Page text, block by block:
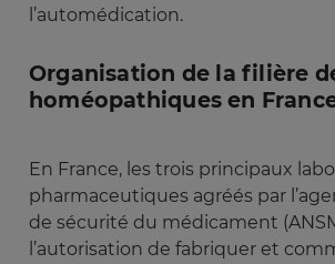
l’automédication.
Organisation de la filière
homéopathiques en
En France, les trois principaux
pharmaceutiques agréés par
de sécurité du médicament
l’autorisation de fabriquer et